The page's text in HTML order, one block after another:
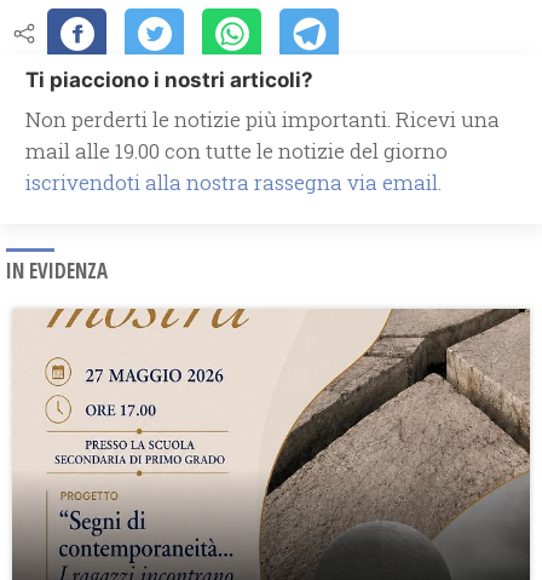
Ti piacciono i nostri articoli?
Non perderti le notizie più importanti. Ricevi una
mail alle 19.00 con tutte le notizie del giorno
iscrivendoti alla nostra rassegna via email.
IN EVIDENZA